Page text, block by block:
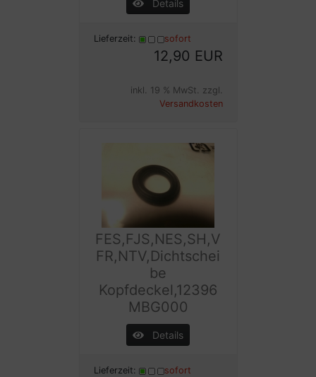
Details
Lieferzeit: sofort
12,90 EUR
inkl. 19 % MwSt. zzgl.
Versandkosten
FES,FJS,NES,SH,V
FR,NTV,Dichtschei
be
Kopfdeckel,12396
MBG000
Details
Lieferzeit: sofort